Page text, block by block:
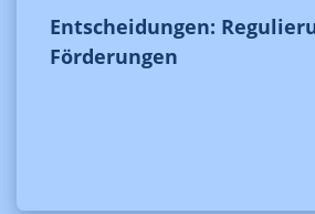
Entscheidungen:
Förderungen